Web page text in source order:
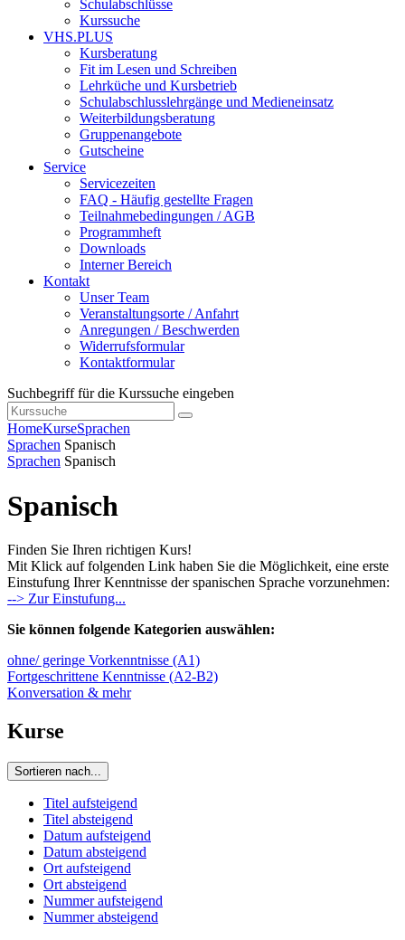
Schulabschlüsse
Kurssuche
VHS.PLUS
Kursberatung
Fit im Lesen und Schreiben
Lehrküche und Kursbetrieb
Schulabschlusslehrgänge und Medieneinsatz
Weiterbildungsberatung
Gruppenangebote
Gutscheine
Service
Servicezeiten
FAQ - Häufig gestellte Fragen
Teilnahmebedingungen / AGB
Programmheft
Downloads
Interner Bereich
Kontakt
Unser Team
Veranstaltungsorte / Anfahrt
Anregungen / Beschwerden
Widerrufsformular
Kontaktformular
Suchbegriff für die Kurssuche eingeben
HomeKurseSprachen
Sprachen Spanisch
Sprachen Spanisch
Spanisch
Finden Sie Ihren richtigen Kurs!
Mit Klick auf folgenden Link haben Sie die Möglichkeit, eine erste
Einstufung Ihrer Kenntnisse der spanischen Sprache vorzunehmen:
--> Zur Einstufung...
Sie können folgende Kategorien auswählen:
ohne/ geringe Vorkenntnisse (A1)
Fortgeschrittene Kenntnisse (A2-B2)
Konversation & mehr
Kurse
Sortieren nach...
Titel aufsteigend
Titel absteigend
Datum aufsteigend
Datum absteigend
Ort aufsteigend
Ort absteigend
Nummer aufsteigend
Nummer absteigend